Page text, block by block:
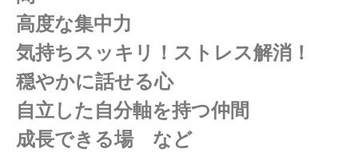
高度な集中力
気持ちスッキリ！ストレス解消！
穏やかに話せる心
自立した自分軸を持つ仲間
成長できる場 など